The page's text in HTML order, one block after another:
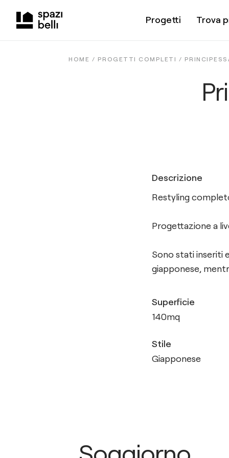
Progetti Trova
HOME / PROGETTI COMPLETI /
Descrizione
Restyling
Progettazione a
Sono stati inseriti
giapponese,
Superficie
140mq
Stile
Giapponese